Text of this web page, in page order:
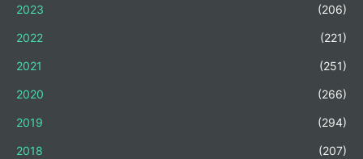
2023 (206)
2022 (221)
2021 (251)
2020 (266)
2019 (294)
2018 (207)